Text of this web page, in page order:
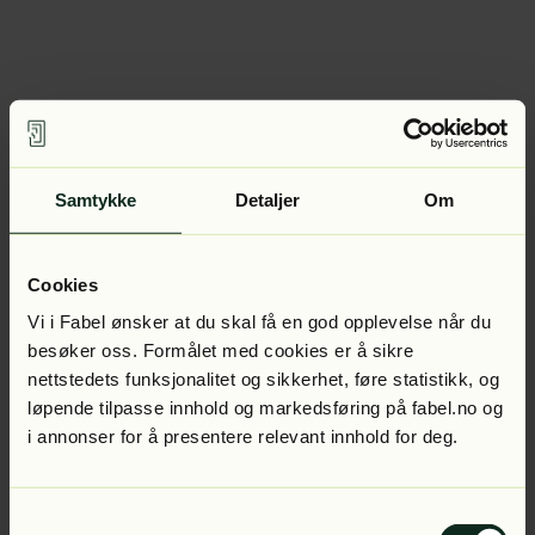
Samtykke Detaljer Om
Cookies
Vi i Fabel ønsker at du skal få en god opplevelse når du
besøker oss. Formålet med cookies er å sikre
nettstedets funksjonalitet og sikkerhet, føre statistikk, og
løpende tilpasse innhold og markedsføring på fabel.no og
i annonser for å presentere relevant innhold for deg.